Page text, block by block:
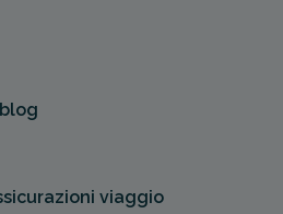
viaggio